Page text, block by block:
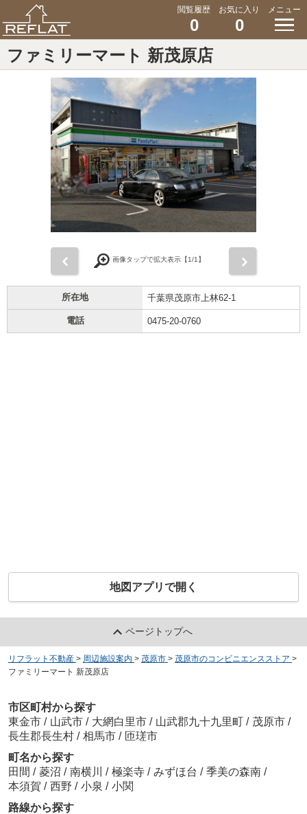
閲覧履歴
0
お気に入り
0
メニュー
ファミリーマート 新茂原店
画像タップで拡大表示【1/1】
所在地 千葉県茂原市上林62-1
電話 0475-20-0760
地図アプリで開く
ページトップへ
リフラット不動産 > 周辺施設案内 > 茂原市 > 茂原市のコンビニエンスストア >
ファミリーマート 新茂原店
市区町村から探す
東金市 / 山武市 / 大網白里市 / 山武郡九十九里町 / 茂原市 /
長生郡長生村 / 相馬市 / 匝瑳市
町名から探す
田間 / 菱沼 / 南横川 / 極楽寺 / みずほ台 / 季美の森南 /
本須賀 / 西野 / 小泉 / 小関
路線から探す